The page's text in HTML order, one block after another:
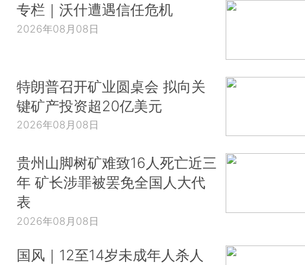
专栏｜沃什遭遇信任危机
2026年08月08日
特朗普召开矿业圆桌会 拟向关
键矿产投资超20亿美元
2026年08月08日
贵州山脚树矿难致16人死亡近三
年 矿长涉罪被罢免全国人大代
表
2026年08月08日
国风｜12至14岁未成年人杀人